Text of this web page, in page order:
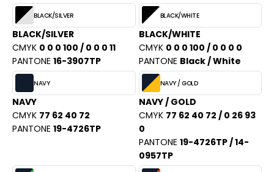
BLACK/SILVER
BLACK/SILVER
CMYK 0 0 0 100 / 0 0 0 11
PANTONE 16-3907TP
BLACK/WHITE
BLACK/WHITE
CMYK 0 0 0 100 / 0 0 0 0
PANTONE Black / White
NAVY
NAVY
CMYK 77 62 40 72
PANTONE 19-4726TP
NAVY / GOLD
NAVY / GOLD
CMYK 77 62 40 72 / 0 26 93
0
PANTONE 19-4726TP / 14-
0957TP